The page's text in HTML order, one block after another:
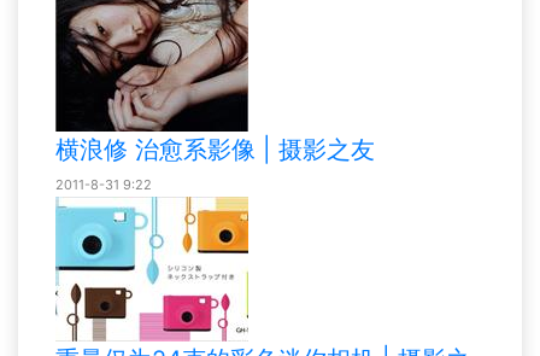
横浪修 治愈系影像 | 摄影之友
2011-8-31 9:22